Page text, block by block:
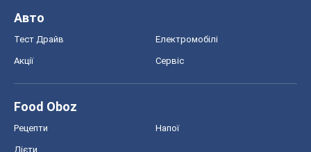
Авто
Тест Драйв Електромобілі
Акції Сервіс
Food Oboz
Рецепти Напої
Дієти